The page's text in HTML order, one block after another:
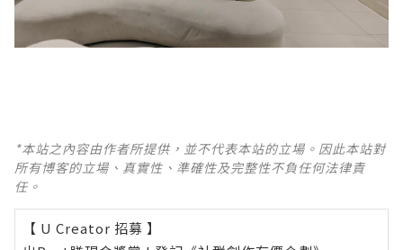
*本站之內容由作者所提供，並不代表本站的立場。因此本站對
所有博客的立場、真實性、準確性及完整性不負任何法律責
任。
【 U Creator 招募 】